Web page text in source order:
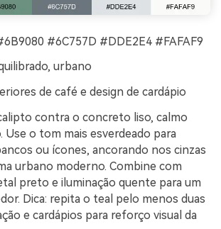
#6C757D #DDE2E4 #FAFAF9
urbano
de café e design de cardápio
contra o concreto liso, calmo
Use o tom mais esverdeado para
ou ícones, ancorando nos cinzas
urbano moderno. Combine com
preto e iluminação quente para um
Dica: repita o teal pelo menos duas
e cardápios para reforço visual da